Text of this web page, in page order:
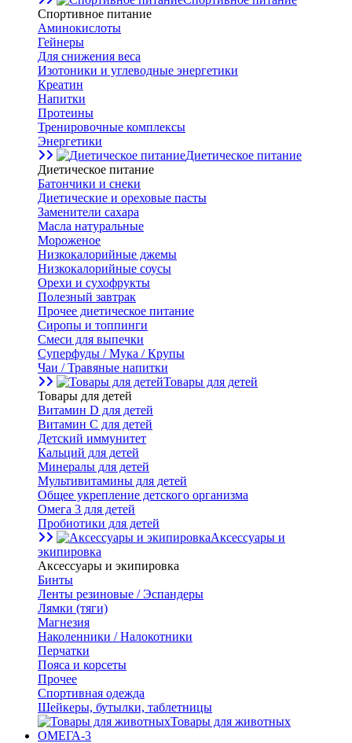
Спортивное питание
Аминокислоты
Гейнеры
Для снижения веса
Изотоники и углеводные энергетики
Креатин
Напитки
Протеины
Тренировочные комплексы
Энергетики
Диетическое питание
Диетическое питание
Батончики и снеки
Диетические и ореховые пасты
Заменители сахара
Масла натуральные
Мороженое
Низкокалорийные джемы
Низкокалорийные соусы
Орехи и сухофрукты
Полезный завтрак
Прочее диетическое питание
Сиропы и топпинги
Смеси для выпечки
Суперфуды / Мука / Крупы
Чаи / Травяные напитки
Товары для детей
Товары для детей
Витамин D для детей
Витамин С для детей
Детский иммунитет
Кальций для детей
Минералы для детей
Мультивитамины для детей
Общее укрепление детского организма
Омега 3 для детей
Пробиотики для детей
Аксессуары и
экипировка
Аксессуары и экипировка
Бинты
Ленты резиновые / Эспандеры
Лямки (тяги)
Магнезия
Наколенники / Налокотники
Перчатки
Пояса и корсеты
Прочее
Спортивная одежда
Шейкеры, бутылки, таблетницы
Товары для животных
ОМЕГА-3